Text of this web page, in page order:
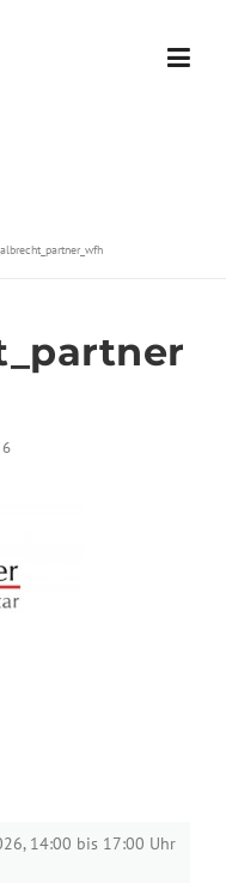
14:00 bis 17:00 Uhr